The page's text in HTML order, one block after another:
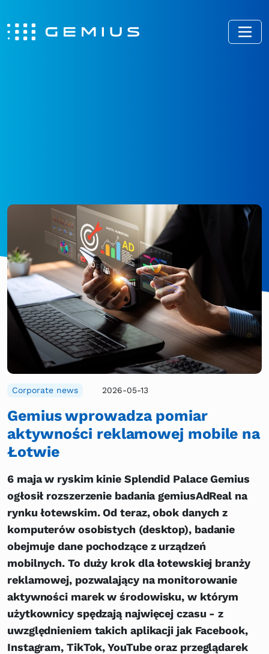
Corporate news 2026-05-13
Gemius wprowadza pomiar
aktywności reklamowej mobile na
Łotwie
6 maja w ryskim kinie Splendid Palace Gemius
ogłosił rozszerzenie badania gemiusAdReal na
rynku łotewskim. Od teraz, obok danych z
komputerów osobistych (desktop), badanie
obejmuje dane pochodzące z urządzeń
mobilnych. To duży krok dla łotewskiej branży
reklamowej, pozwalający na monitorowanie
aktywności marek w środowisku, w którym
użytkownicy spędzają najwięcej czasu - z
uwzględnieniem takich aplikacji jak Facebook,
Instagram, TikTok, YouTube oraz przeglądarek